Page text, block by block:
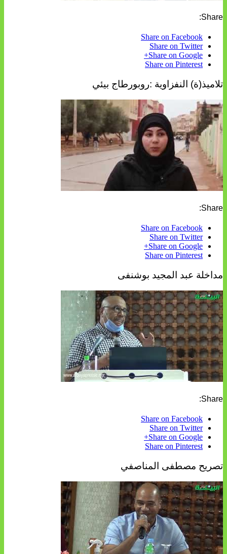
Share:
Share on Facebook
Share on Twitter
Share on Google+
Share on Pinterest
تلاميذ(ة) النفزاوية :روبورطاج بيئي
Share:
Share on Facebook
Share on Twitter
Share on Google+
Share on Pinterest
مداخلة عبد المجيد بوشنفى
Share:
Share on Facebook
Share on Twitter
Share on Google+
Share on Pinterest
تصريح مصطفى المناصفي